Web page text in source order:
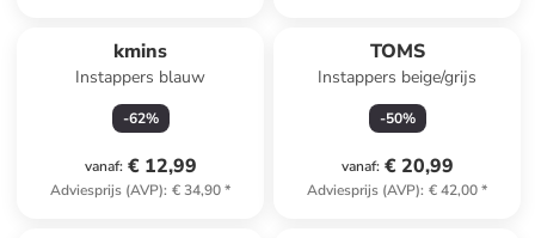
kmins
Instappers blauw
-62%
vanaf: € 12,99
Adviesprijs (AVP): € 34,90*
TOMS
Instappers beige/grijs
-50%
vanaf: € 20,99
Adviesprijs (AVP): € 42,00*